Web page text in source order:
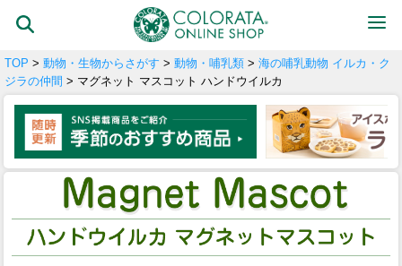
TOP > 動物・生物からさがす > 動物・哺乳類 > 海の哺乳動物 イルカ・ク
ジラの仲間 > マグネット マスコット ハンドウイルカ